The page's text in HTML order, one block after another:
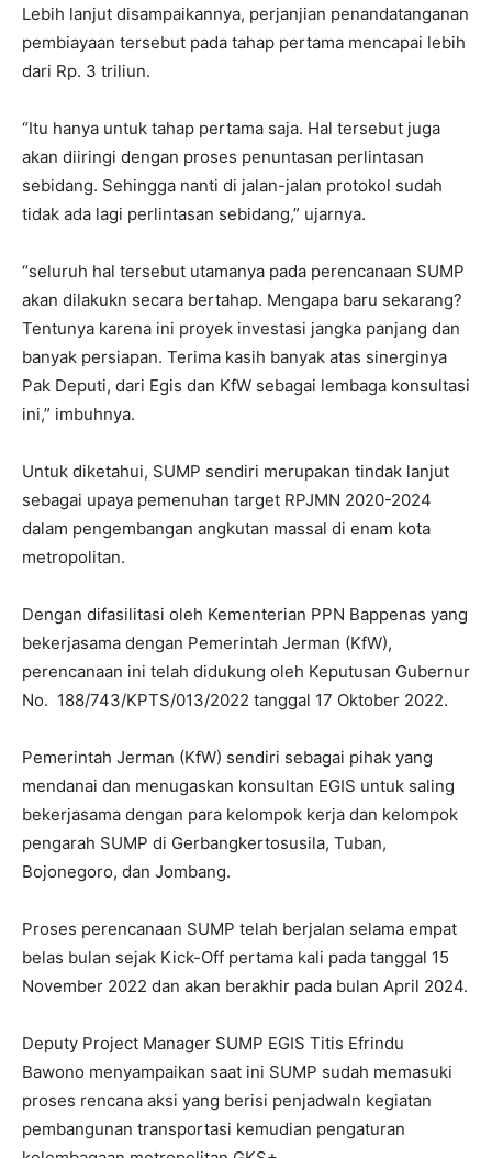
Lebih lanjut disampaikannya, perjanjian penandatanganan
pembiayaan tersebut pada tahap pertama mencapai lebih
dari Rp. 3 triliun.
“Itu hanya untuk tahap pertama saja. Hal tersebut juga
akan diiringi dengan proses penuntasan perlintasan
sebidang. Sehingga nanti di jalan-jalan protokol sudah
tidak ada lagi perlintasan sebidang,” ujarnya.
“seluruh hal tersebut utamanya pada perencanaan SUMP
akan dilakukn secara bertahap. Mengapa baru sekarang?
Tentunya karena ini proyek investasi jangka panjang dan
banyak persiapan. Terima kasih banyak atas sinerginya
Pak Deputi, dari Egis dan KfW sebagai lembaga konsultasi
ini,” imbuhnya.
Untuk diketahui, SUMP sendiri merupakan tindak lanjut
sebagai upaya pemenuhan target RPJMN 2020-2024
dalam pengembangan angkutan massal di enam kota
metropolitan.
Dengan difasilitasi oleh Kementerian PPN Bappenas yang
bekerjasama dengan Pemerintah Jerman (KfW),
perencanaan ini telah didukung oleh Keputusan Gubernur
No. 188/743/KPTS/013/2022 tanggal 17 Oktober 2022.
Pemerintah Jerman (KfW) sendiri sebagai pihak yang
mendanai dan menugaskan konsultan EGIS untuk saling
bekerjasama dengan para kelompok kerja dan kelompok
pengarah SUMP di Gerbangkertosusila, Tuban,
Bojonegoro, dan Jombang.
Proses perencanaan SUMP telah berjalan selama empat
belas bulan sejak Kick-Off pertama kali pada tanggal 15
November 2022 dan akan berakhir pada bulan April 2024.
Deputy Project Manager SUMP EGIS Titis Efrindu
Bawono menyampaikan saat ini SUMP sudah memasuki
proses rencana aksi yang berisi penjadwaln kegiatan
pembangunan transportasi kemudian pengaturan